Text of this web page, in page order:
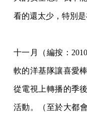
看的還太少，特別
十一月（編按：
軟的洋基隊讓喜愛
從電視上轉播的季
活動。（至於大都